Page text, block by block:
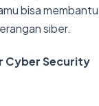
bisa
siber.
Cyber Security